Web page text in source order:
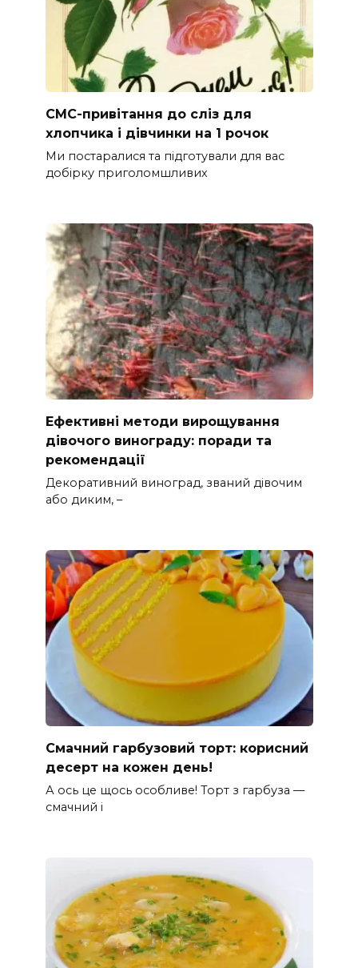
СМС-привітання до сліз для
хлопчика і дівчинки на 1 рочок
Ми постаралися та підготували для вас
добірку приголомшливих
Ефективні методи вирощування
дівочого винограду: поради та
рекомендації
Декоративний виноград, званий дівочим
або диким, –
Смачний гарбузовий торт: корисний
десерт на кожен день!
А ось це щось особливе! Торт з гарбуза —
смачний і